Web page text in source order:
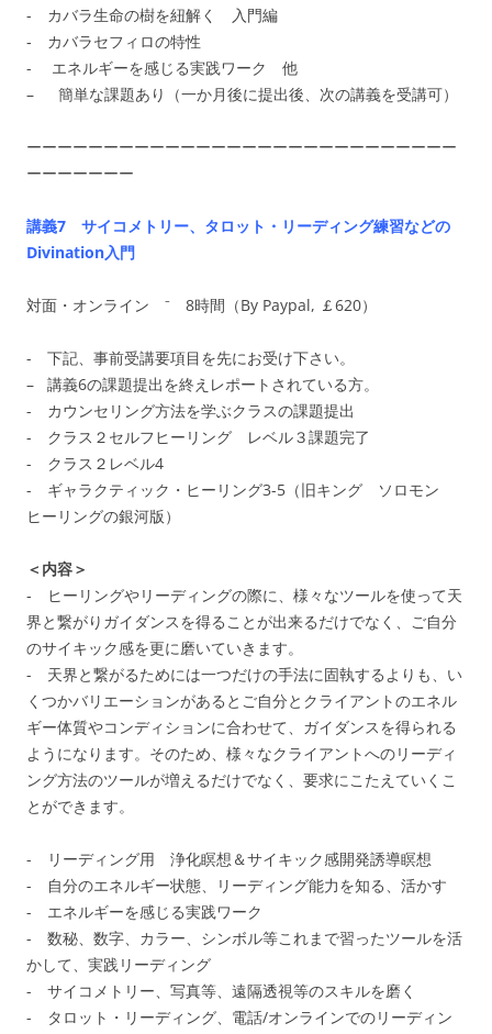
- カバラ生命の樹を紐解く 入門編
‐ カバラセフィロの特性
- エネルギーを感じる実践ワーク 他
– 簡単な課題あり（一か月後に提出後、次の講義を受講可）
ーーーーーーーーーーーーーーーーーーーーーーーーーーーー
ーーーーーーー
講義7 サイコメトリー、タロット・リーディング練習などの
Divination入門
対面・オンライン ⁻ 8時間（By Paypal, ￡620）
- 下記、事前受講要項目を先にお受け下さい。
– 講義6の課題提出を終えレポートされている方。
- カウンセリング方法を学ぶクラスの課題提出
- クラス２セルフヒーリング レベル３課題完了
- クラス２レベル4
- ギャラクティック・ヒーリング3-5（旧キング ソロモン
ヒーリングの銀河版）
＜内容＞
‐ ヒーリングやリーディングの際に、様々なツールを使って天
界と繋がりガイダンスを得ることが出来るだけでなく、ご自分
のサイキック感を更に磨いていきます。
- 天界と繋がるためには一つだけの手法に固執するよりも、い
くつかバリエーションがあるとご自分とクライアントのエネル
ギー体質やコンディションに合わせて、ガイダンスを得られる
ようになります。そのため、様々なクライアントへのリーディ
ング方法のツールが増えるだけでなく、要求にこたえていくこ
とができます。
- リーディング用 浄化瞑想＆サイキック感開発誘導瞑想
- 自分のエネルギー状態、リーディング能力を知る、活かす
- エネルギーを感じる実践ワーク
- 数秘、数字、カラー、シンボル等これまで習ったツールを活
かして、実践リーディング
- サイコメトリー、写真等、遠隔透視等のスキルを磨く
- タロット・リーディング、電話/オンラインでのリーディン